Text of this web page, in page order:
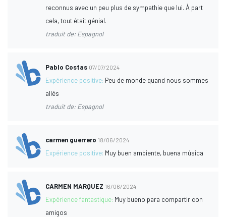
reconnus avec un peu plus de sympathie que lui. À part
cela, tout était génial.
traduit de: Espagnol
Pablo Costas 07/07/2024
Expérience positive: Peu de monde quand nous sommes
allés
traduit de: Espagnol
carmen guerrero 18/06/2024
Expérience positive: Muy buen ambiente, buena música
CARMEN MARQUEZ 16/06/2024
Expérience fantastique: Muy bueno para compartir con
amigos